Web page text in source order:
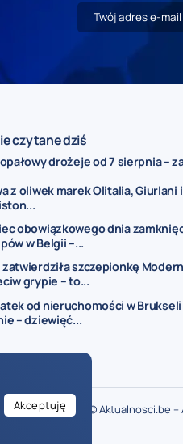
czytane dziś
drożeje od 7 sierpnia –
z oliwek marek Olitalia, Giurlani i
obowiązkowego dnia
w Belgii –...
zatwierdziła szczepionkę
grypie – to...
od nieruchomości w Brukseli
– dziewięć...
© Aktualnosci.be
Akceptuję